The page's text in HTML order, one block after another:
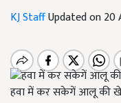
KJ StaffUpdated on 20
हवा में कर सकेगें आलू की